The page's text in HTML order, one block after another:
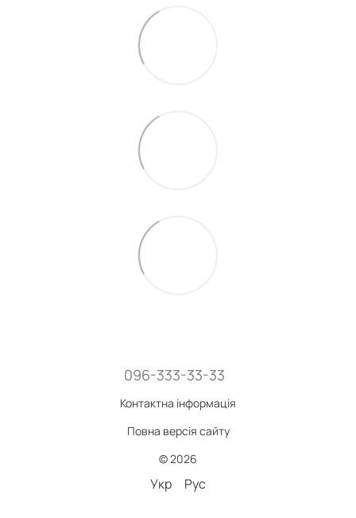
096-333-33-33
Контактна інформація
Повна версія сайту
© 2026
Укр Рус